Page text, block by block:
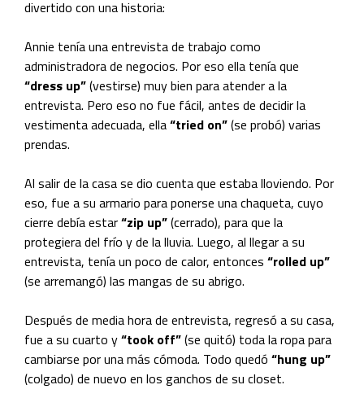
divertido con una historia:
Annie tenía una entrevista de trabajo como
administradora de negocios. Por eso ella tenía que
“dress up”(vestirse) muy bien para atender a la
entrevista. Pero eso no fue fácil, antes de decidir la
vestimenta adecuada, ella“tried on”(se probó) varias
prendas.
Al salir de la casa se dio cuenta que estaba lloviendo. Por
eso, fue a su armario para ponerse una chaqueta, cuyo
cierre debía estar“zip up”(cerrado), para que la
protegiera del frío y de la lluvia. Luego, al llegar a su
entrevista, tenía un poco de calor, entonces “rolled up”
(se arremangó) las mangas de su abrigo.
Después de media hora de entrevista, regresó a su casa,
fue a su cuarto y“took off”(se quitó) toda la ropa para
cambiarse por una más cómoda. Todo quedó “hung up”
(colgado) de nuevo en los ganchos de su closet.